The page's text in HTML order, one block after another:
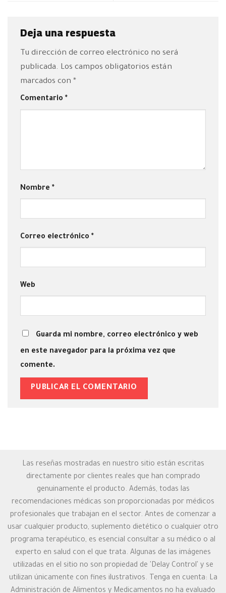
Deja una respuesta
Tu dirección de correo electrónico no será
publicada. Los campos obligatorios están
marcados con *
Comentario *
Nombre *
Correo electrónico *
Web
Guarda mi nombre, correo electrónico y web
en este navegador para la próxima vez que
comente.
Las reseñas mostradas en nuestro sitio están escritas
directamente por clientes reales que han comprado
genuinamente el producto. Además, todas las
recomendaciones médicas son proporcionadas por médicos
profesionales que trabajan en el sector. Antes de comenzar a
usar cualquier producto, suplemento dietético o cualquier otro
programa terapéutico, es esencial consultar a su médico o al
experto en salud con el que trata. Algunas de las imágenes
utilizadas en el sitio no son propiedad de 'Delay Control' y se
utilizan únicamente con fines ilustrativos. Tenga en cuenta: La
Administración de Alimentos y Medicamentos no ha evaluado